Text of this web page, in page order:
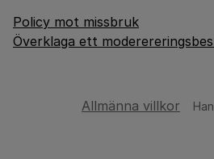
Policy mot missbruk
Överklaga ett
Allmänna villkor